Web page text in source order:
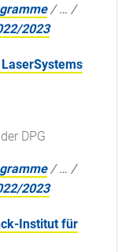
/… /
2023
DPG
/… /
2023
Institut für